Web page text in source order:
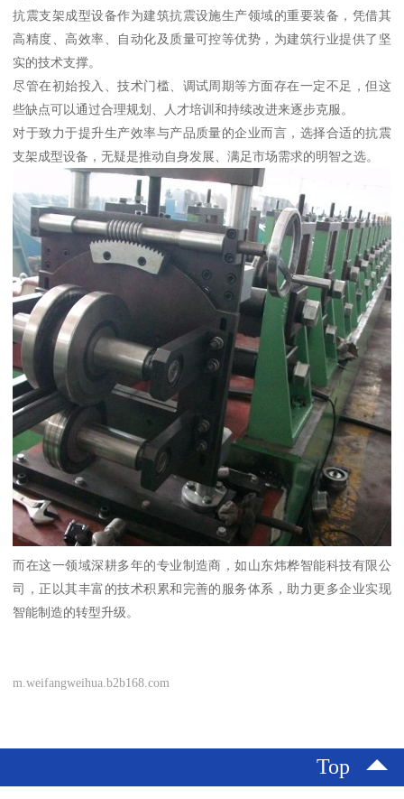
抗震支架成型设备作为建筑抗震设施生产领域的重要装备，凭借其
高精度、高效率、自动化及质量可控等优势，为建筑行业提供了坚
实的技术支撑。
尽管在初始投入、技术门槛、调试周期等方面存在一定不足，但这
些缺点可以通过合理规划、人才培训和持续改进来逐步克服。
对于致力于提升生产效率与产品质量的企业而言，选择合适的抗震
支架成型设备，无疑是推动自身发展、满足市场需求的明智之选。
而在这一领域深耕多年的专业制造商，如山东炜桦智能科技有限公
司，正以其丰富的技术积累和完善的服务体系，助力更多企业实现
智能制造的转型升级。
m.weifangweihua.b2b168.com
Top